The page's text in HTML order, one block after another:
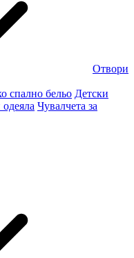
Отвори
спално бельо Детски
Чувалчета за